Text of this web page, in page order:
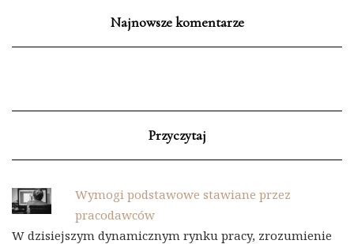
Najnowsze komentarze
Przyczytaj
Wymogi podstawowe stawiane przez
pracodawców
W dzisiejszym dynamicznym rynku pracy, zrozumienie